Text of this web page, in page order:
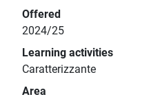
Offered
2024/25
Learning activities
Caratterizzante
Area